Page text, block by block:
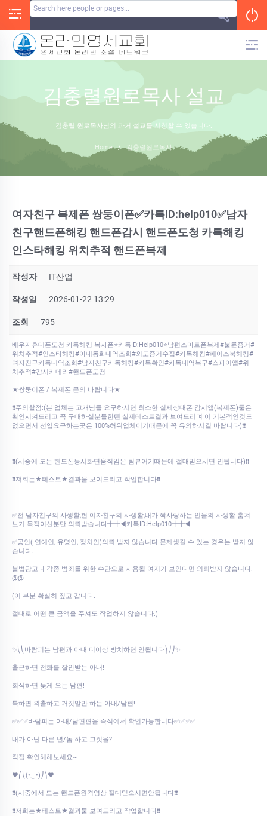
김충렬원로목사 설교
김충렬 원로목사님의 과거 설교를 시청할 수 있습니다.
Home / 김충렬원로목사
여자친구 복제폰 쌍둥이폰✅카톡ID:help010✅남자
친구핸드폰해킹 핸드폰감시 핸드폰도청 카톡해킹
인스타해킹 위치추적 핸드폰복제
작성자 IT산업
작성일 2026-01-22 13:29
조회 795
배우자휴대폰도청 카톡해킹 복사폰⭐카톡ID:Help010⭐남편스마트폰복제#불륜증거#
위치추적#인스타해킹#아내통화내역조회#외도증거수집#카톡해킹#페이스북해킹#
여자친구카톡내역조회#남자친구카톡해킹#카톡확인#카톡내역복구#스파이앱#위
치추적#감시카메라#핸드폰도청
★쌍둥이폰 / 복제폰 문의 바랍니다★
❗❗주의할점:(본 업체는 고개님들 요구하시면 최소한 실제상대폰 감시앱(복제폰)툴은
확인시켜드리고 꼭 구매하실분들한텐 실제테스트결과 보여드리며 이 기본적인것도
없으면서 선입요구하는곳은 100%허위업체이기때문에 꼭 유의하시길 바랍니다)❗❗
❗❗(시중에 도는 핸드폰동시화면움직임은 팀뷰어기때문에 절대믿으시면 안됩니다)❗❗
❗❗저희는★테스트★결과물 보여드리고 작업합니다❗❗
✅전 남자친구의 사생활,현 여자친구의 사생활,내가 짝사랑하는 인물의 사생활 훔쳐
보기 목적이신분만 의뢰받습니다╋╋◀카톡ID:Help010╋╋◀
✅공인( 연예인, 유명인, 정치인)의뢰 받지 않습니다.문제생길 수 있는 경우는 받지 않
습니다.
불법광고나 각종 범죄를 위한 수단으로 사용될 여지가 보인다면 의뢰받지 않습니다.
@@
(이 부분 확실히 짚고 갑니다.
절대로 어떤 큰 금액을 주셔도 작업하지 않습니다.)
✨⎝⎝바람피는 남편과 아내 더이상 방치하면 안됩니다⎞⎠⎠✨
출근하면 전화를 잘안받는 아내!
회식하면 늦게 오는 남편!
툭하면 외출하고 거짓말만 하는 아내/남편!
✅✅✅바람피는 아내/남편편을 즉석에서 확인가능합니다✅✅✅✅
내가 아닌 다른 년/놈 하고 그짓을?
직접 확인해해보세요~
♥⎛⎝(•‿•)⎠⎞♥
❗❗(시중에서 도는 핸드폰원격영상 절대믿으시면안됩니다❗❗
❗❗저희는★테스트★결과물 보여드리고 작업합니다❗❗